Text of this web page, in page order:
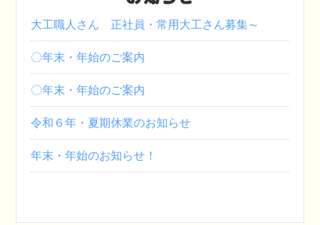
大工職人さん 正社員・常用大工さん募集～
〇年末・年始のご案内
〇年末・年始のご案内
令和６年・夏期休業のお知らせ
年末・年始のお知らせ！